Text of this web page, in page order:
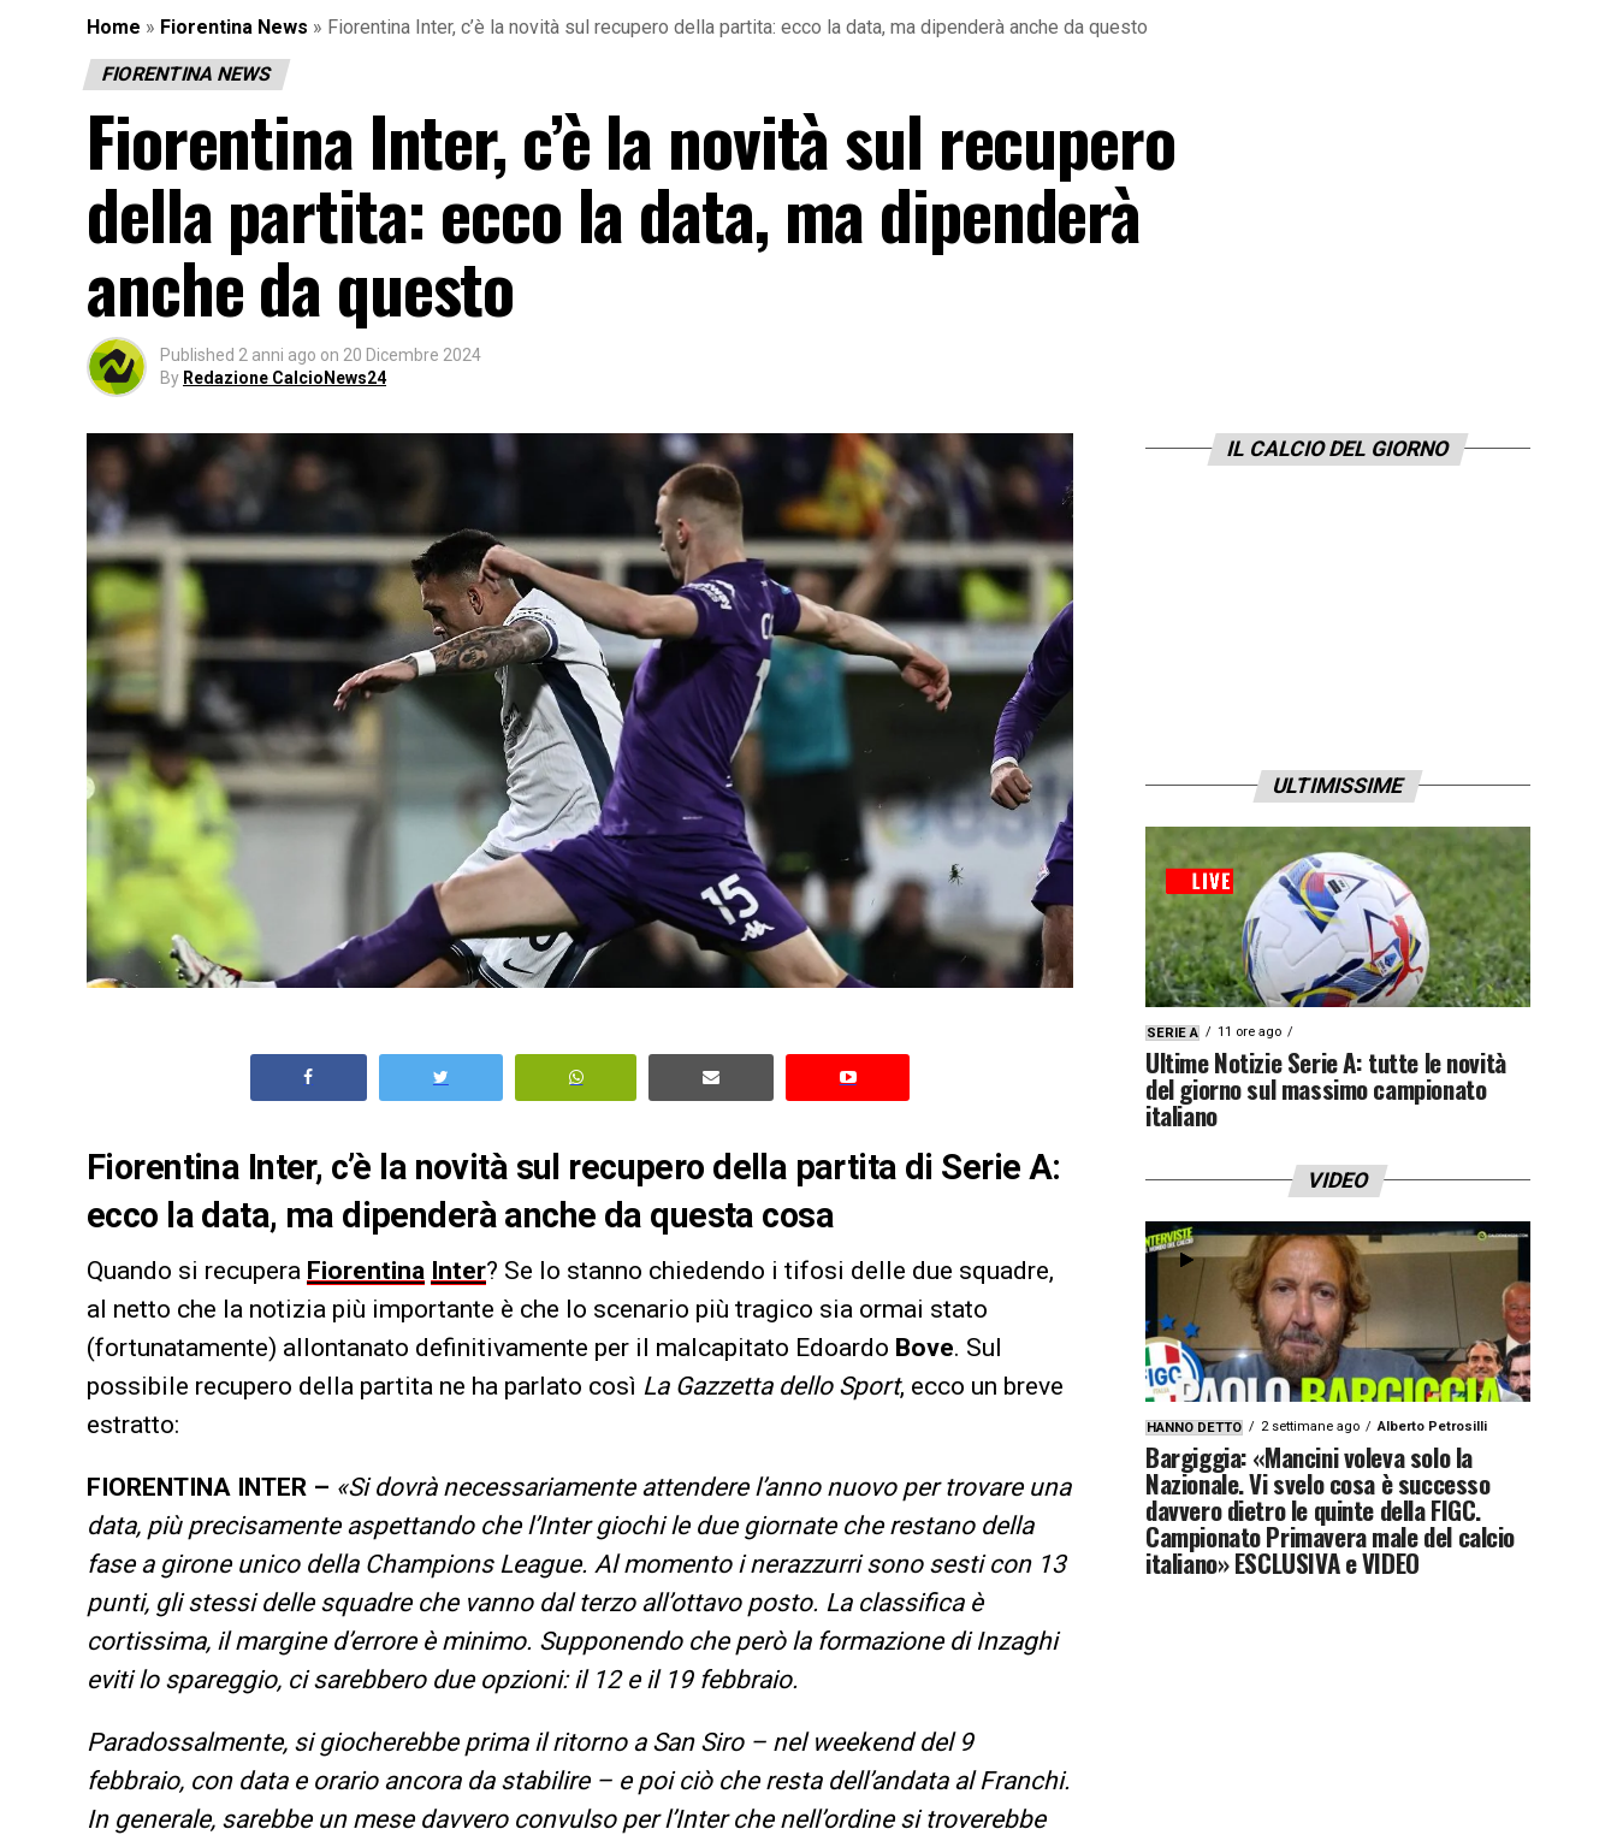
Home » Fiorentina News » Fiorentina Inter, c’è la novità sul recupero della partita: ecco la data, ma dipenderà anche da questo
FIORENTINA NEWS
Fiorentina Inter, c’è la novità sul recupero
della partita: ecco la data, ma dipenderà
anche da questo
Published 2 anni ago on 20 Dicembre 2024
By Redazione CalcioNews24
Fiorentina Inter, c’è la novità sul recupero della partita di Serie A:
ecco la data, ma dipenderà anche da questa cosa
Quando si recupera Fiorentina Inter? Se lo stanno chiedendo i tifosi delle due squadre,
al netto che la notizia più importante è che lo scenario più tragico sia ormai stato
(fortunatamente) allontanato definitivamente per il malcapitato Edoardo Bove. Sul
possibile recupero della partita ne ha parlato così La Gazzetta dello Sport, ecco un breve
estratto:
FIORENTINA INTER – «Si dovrà necessariamente attendere l’anno nuovo per trovare una
data, più precisamente aspettando che l’Inter giochi le due giornate che restano della
fase a girone unico della Champions League. Al momento i nerazzurri sono sesti con 13
punti, gli stessi delle squadre che vanno dal terzo all’ottavo posto. La classifica è
cortissima, il margine d’errore è minimo. Supponendo che però la formazione di Inzaghi
eviti lo spareggio, ci sarebbero due opzioni: il 12 e il 19 febbraio.
Paradossalmente, si giocherebbe prima il ritorno a San Siro – nel weekend del 9
febbraio, con data e orario ancora da stabilire – e poi ciò che resta dell’andata al Franchi.
In generale, sarebbe un mese davvero convulso per l’Inter che nell’ordine si troverebbe
IL CALCIO DEL GIORNO
ULTIMISSIME
SERIE A 11 ore ago
Ultime Notizie Serie A: tutte le novità
del giorno sul massimo campionato
italiano
VIDEO
HANNO DETTO 2 settimane ago Alberto Petrosilli
Bargiggia: «Mancini voleva solo la
Nazionale. Vi svelo cosa è successo
davvero dietro le quinte della FIGC.
Campionato Primavera male del calcio
italiano» ESCLUSIVA e VIDEO